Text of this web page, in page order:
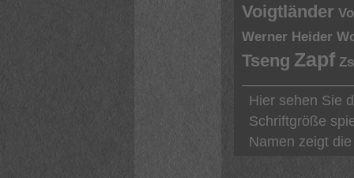
Voigtländer
Werner Heider
Tseng Zapf
Hier sehen Sie
Schriftgröße
Namen zeigt